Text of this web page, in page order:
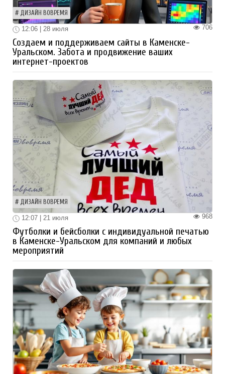
ДИЗАЙН ВОВРЕМЯ
706
12:06 | 28 июля
Создаем и поддерживаем сайты в Каменске-
Уральском. Забота и продвижение ваших
интернет-проектов
ДИЗАЙН ВОВРЕМЯ
968
12:07 | 21 июля
Футболки и бейсболки с индивидуальной печатью
в Каменске-Уральском для компаний и любых
мероприятий